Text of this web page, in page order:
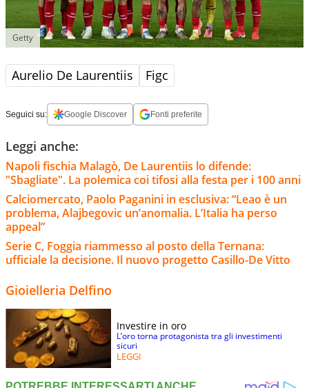
Getty
Aurelio De Laurentiis Figc
Seguici su: Google Discover Fonti preferite
Leggi anche:
Napoli fischia Malagò, De Laurentiis lo difende:
"Sbagliate". La polemica coi tifosi alla festa per i 100 anni
Calciomercato, Paolo Paganini in esclusiva: “Leao è un
problema, Alajbegovic un’anomalia. L’Italia ha perso
appeal”
Serie C, Foggia riammesso al posto della Ternana:
ufficiale la decisione. Il nuovo progetto Casillo-De Vitto
Gioielleria Delfino
Investire in oro
L’oro torna protagonista tra gli investimenti
sicuri
LEGGI